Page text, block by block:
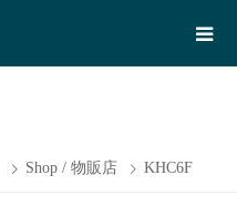
Shop / 物販店 KHC6F